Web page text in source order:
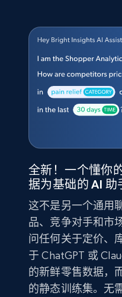
全新！一个懂你
据为基础的 AI 助
这不是另一个通用
品、竞争对手和市
问任何关于定价、
于 ChatGPT 或
的新鲜零售数据，
的静态训练集。无